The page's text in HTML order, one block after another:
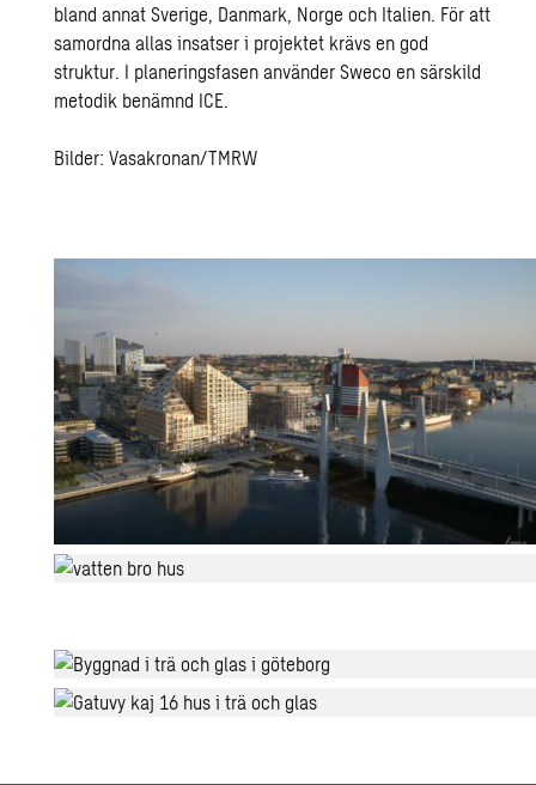
bland annat Sverige, Danmark, Norge och Italien. För att
samordna allas insatser i projektet krävs en god
struktur. I planeringsfasen använder Sweco en särskild
metodik benämnd ICE.
Bilder: Vasakronan/TMRW